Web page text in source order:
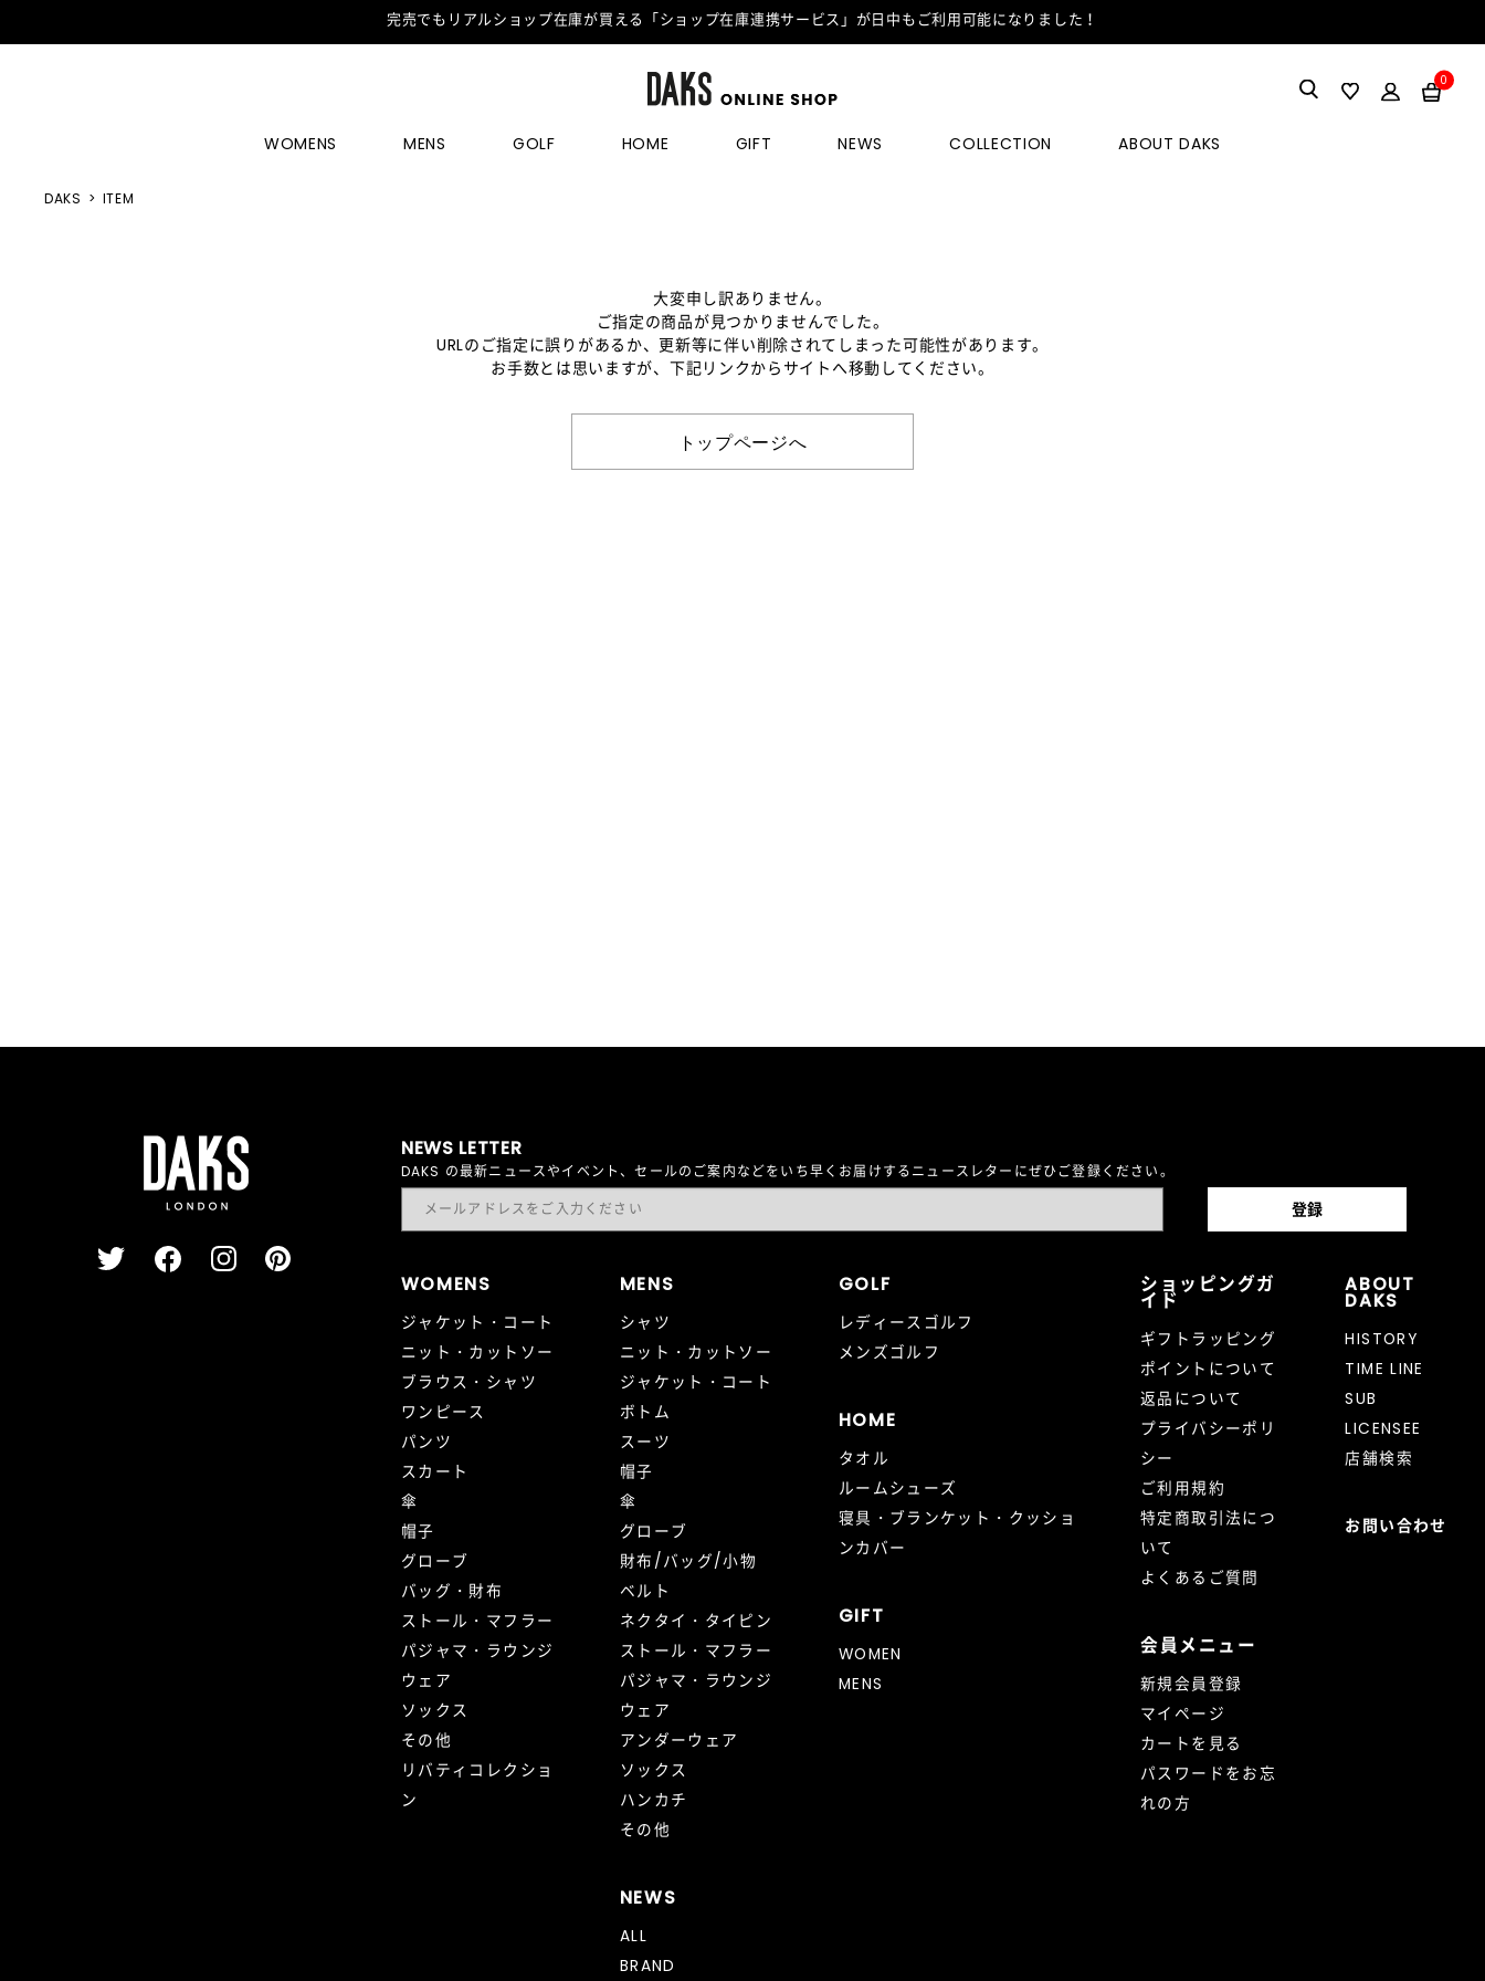
完売でもリアルショップ在庫が買える「ショップ在庫連携サービス」が日中もご利用可能になりました！
0
WOMENS MENS GOLF HOME GIFT NEWS COLLECTION ABOUT DAKS
DAKS ITEM
大変申し訳ありません。
ご指定の商品が見つかりませんでした。
URLのご指定に誤りがあるか、更新等に伴い削除されてしまった可能性があります。
お手数とは思いますが、下記リンクからサイトへ移動してください。
トップページへ
NEWS LETTER
DAKS の最新ニュースやイベント、セールのご案内などをいち早くお届けするニュースレターにぜひご登録ください。
WOMENS
ジャケット・コート
ニット・カットソー
ブラウス・シャツ
ワンピース
パンツ
スカート
傘
帽子
グローブ
バッグ・財布
ストール・マフラー
パジャマ・ラウンジ
ウェア
ソックス
その他
リバティコレクショ
ン
MENS
シャツ
ニット・カットソー
ジャケット・コート
ボトム
スーツ
帽子
傘
グローブ
財布/バッグ/小物
ベルト
ネクタイ・タイピン
ストール・マフラー
パジャマ・ラウンジ
ウェア
アンダーウェア
ソックス
ハンカチ
その他
NEWS
ALL
BRAND
GOLF
レディースゴルフ
メンズゴルフ
HOME
タオル
ルームシューズ
寝具・ブランケット・クッショ
ンカバー
GIFT
WOMEN
MENS
ショッピングガ
イド
ギフトラッピング
ポイントについて
返品について
プライバシーポリ
シー
ご利用規約
特定商取引法につ
いて
よくあるご質問
会員メニュー
新規会員登録
マイページ
カートを見る
パスワードをお忘
れの方
ABOUT
DAKS
HISTORY
TIME LINE
SUB
LICENSEE
店舗検索
お問い合わせ